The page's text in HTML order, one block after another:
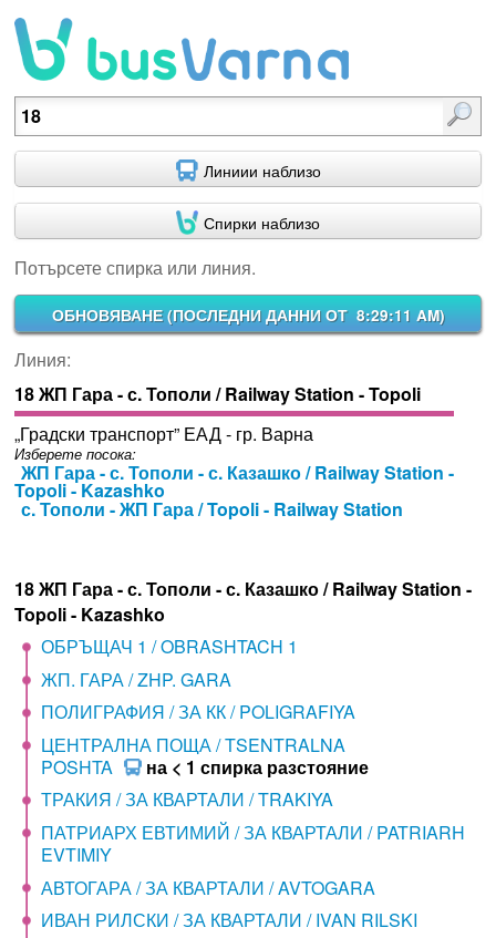
Потърсете спирка или линия.
Линиии наблизо
Спирки наблизо
Потърсете спирка или линия.
ОБНОВЯВАНЕ (ПОСЛЕДНИ ДАННИ ОТ 8:29:11 AM)
Линия:
18 ЖП Гара - с. Тополи / Railway Station - Topoli
„Градски транспорт” ЕАД - гр. Варна
Изберете посока:
ЖП Гара - с. Тополи - с. Казашко / Railway Station -
Topoli - Kazashko
с. Тополи - ЖП Гара / Topoli - Railway Station
18 ЖП Гара - с. Тополи - с. Казашко / Railway Station -
Topoli - Kazashko
ОБРЪЩАЧ 1 / OBRASHTACH 1
ЖП. ГАРА / ZHP. GARA
ПОЛИГРАФИЯ / ЗА КК / POLIGRAFIYA
ЦЕНТРАЛНА ПОЩА / TSENTRALNA
POSHTA
на < 1 спирка разстояние
ТРАКИЯ / ЗА КВАРТАЛИ / TRAKIYA
ПАТРИАРХ ЕВТИМИЙ / ЗА КВАРТАЛИ / PATRIARH
EVTIMIY
АВТОГАРА / ЗА КВАРТАЛИ / AVTOGARA
ИВАН РИЛСКИ / ЗА КВАРТАЛИ / IVAN RILSKI